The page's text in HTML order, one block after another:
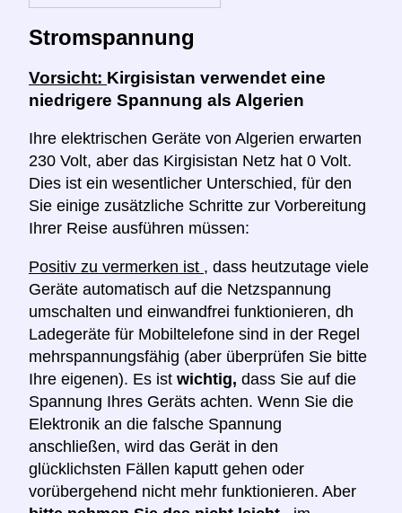
Stromspannung
Vorsicht: Kirgisistan verwendet eine
niedrigere Spannung als Algerien
Ihre elektrischen Geräte von Algerien erwarten
230 Volt, aber das Kirgisistan Netz hat 0 Volt.
Dies ist ein wesentlicher Unterschied, für den
Sie einige zusätzliche Schritte zur Vorbereitung
Ihrer Reise ausführen müssen:
Positiv zu vermerken ist , dass heutzutage viele
Geräte automatisch auf die Netzspannung
umschalten und einwandfrei funktionieren, dh
Ladegeräte für Mobiltelefone sind in der Regel
mehrspannungsfähig (aber überprüfen Sie bitte
Ihre eigenen). Es ist wichtig, dass Sie auf die
Spannung Ihres Geräts achten. Wenn Sie die
Elektronik an die falsche Spannung
anschließen, wird das Gerät in den
glücklichsten Fällen kaputt gehen oder
vorübergehend nicht mehr funktionieren. Aber